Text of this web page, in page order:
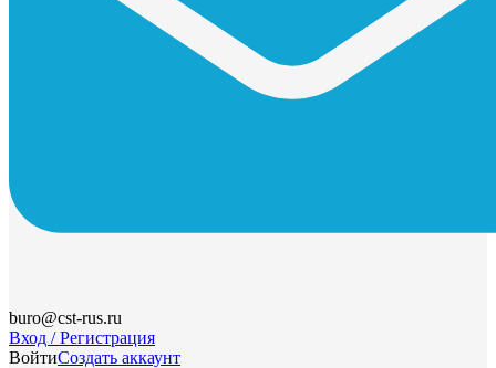
buro@cst-rus.ru
Вход / Регистрация
ВойтиСоздать аккаунт